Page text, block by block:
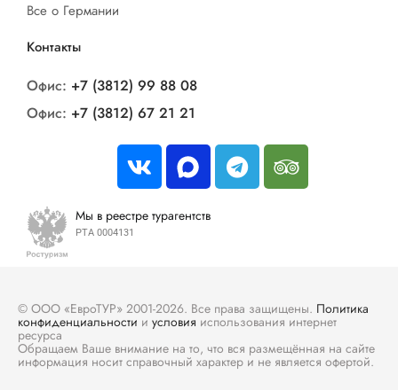
Все о Германии
Контакты
Офис: +7 (3812) 99 88 08
Офис: +7 (3812) 67 21 21
Мы в реестре турагентств
РТА 0004131
© ООО «ЕвроТУР» 2001-2026. Все права защищены. Политика
конфиденциальности и условия использования интернет
ресурса
Обращаем Ваше внимание на то, что вся размещённая на сайте
информация носит справочный характер и не является офертой.